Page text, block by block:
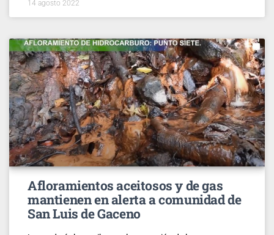
14 agosto 2022
Afloramientos aceitosos y de gas
mantienen en alerta a comunidad de
San Luis de Gaceno